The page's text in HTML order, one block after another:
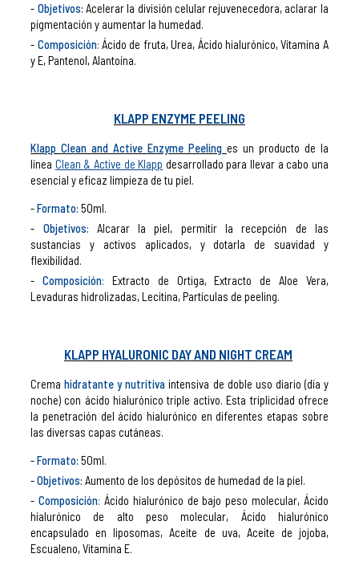
Objetivos: Acelerar la división celular rejuvenecedora, aclarar la
pigmentación y aumentar la humedad.
Composición: Ácido de fruta, Urea, Ácido hialurónico, Vitamina A
y E, Pantenol, Alantoína.
KLAPP ENZYME PEELING
Klapp Clean and Active Enzyme Peeling es un producto de la
línea Clean & Active de Klapp desarrollado para llevar a cabo una
esencial y eficaz limpieza de tu piel.
Formato: 50ml.
Objetivos: Alcarar la piel, permitir la recepción de las
sustancias y activos aplicados, y dotarla de suavidad y
flexibilidad.
Composición: Extracto de Ortiga, Extracto de Aloe Vera,
Levaduras hidrolizadas, Lecitina, Partículas de peeling.
KLAPP HYALURONIC DAY AND NIGHT CREAM
Cremahidratante y nutritiva intensiva de doble uso diario (día y
noche) con ácido hialurónico triple activo. Esta triplicidad ofrece
la penetración del ácido hialurónico en diferentes etapas sobre
las diversas capas cutáneas.
Formato: 50ml.
Objetivos: Aumento de los depósitos de humedad de la piel.
Composición: Ácido hialurónico de bajo peso molecular, Ácido
hialurónico de alto peso molecular, Ácido hialurónico
encapsulado en liposomas, Aceite de uva, Aceite de jojoba,
Escualeno, Vitamina E.